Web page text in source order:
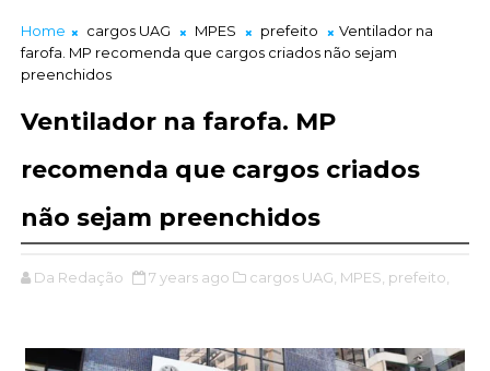
Home cargos UAG MPES prefeito
Ventilador na
farofa. MP recomenda que cargos criados não sejam
preenchidos
Ventilador na farofa. MP
recomenda que cargos criados
não sejam preenchidos
Da Redação 7 years ago cargos UAG, MPES, prefeito,